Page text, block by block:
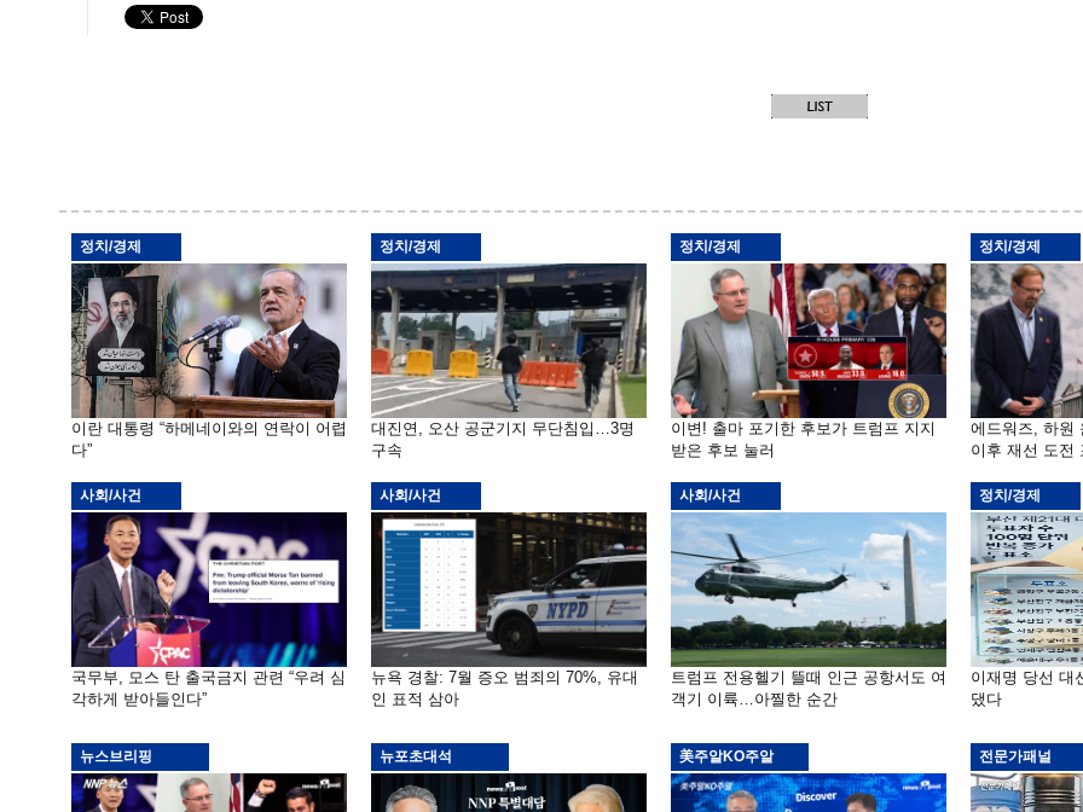
정치/경제
이란 대통령 “하메네이와의 연락이 어렵
다”
정치/경제
대진연, 오산 공군기지 무단침입…3명
구속
정치/경제
이변! 출마 포기한 후보가 트럼프 지지
받은 후보 눌러
정치/경제
에드워즈, 하원
이후 재선 도전
사회/사건
국무부, 모스 탄 출국금지 관련 “우려 심
각하게 받아들인다”
사회/사건
뉴욕 경찰: 7월 증오 범죄의 70%, 유대
인 표적 삼아
사회/사건
트럼프 전용헬기 뜰때 인근 공항서도 여
객기 이륙…아찔한 순간
정치/경제
이재명 당선 대
댔다
뉴스브리핑 뉴포초대석 美주알KO주알 전문가패널